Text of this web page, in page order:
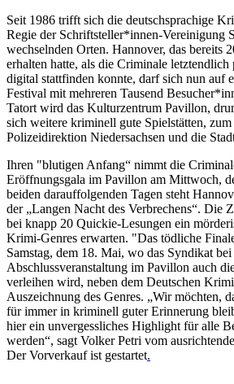
Seit 1986 trifft sich die deutschsprachige
Regie der Schriftsteller*innen-Vereinigung
wechselnden Orten. Hannover, das bereits
erhalten hatte, als die Criminale letztendlich
digital stattfinden konnte, darf sich nun auf
Festival mit mehreren Tausend
Tatort wird das Kulturzentrum Pavillon,
sich weitere kriminell gute Spielstätten,
Polizeidirektion Niedersachsen und die
Ihren "blutigen Anfang“ nimmt die
Eröffnungsgala im Pavillon am Mittwoch,
beiden darauffolgenden Tagen steht
der „Langen Nacht des Verbrechens“. Die
bei knapp 20 Quickie-Lesungen ein
Krimi-Genres erwarten. "Das tödliche
Samstag, dem 18. Mai, wo das Syndikat bei
Abschlussveranstaltung im Pavillon auch
verleihen wird, neben dem Deutschen
Auszeichnung des Genres. „Wir möchten,
für immer in kriminell guter Erinnerung
hier ein unvergessliches Highlight für alle
werden“, sagt Volker Petri vom
Der Vorverkauf ist gestartet.